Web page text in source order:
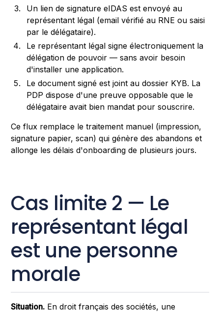
Un lien de signature eIDAS est envoyé au
représentant légal (email vérifié au RNE ou saisi
par le délégataire).
Le représentant légal signe électroniquement la
délégation de pouvoir — sans avoir besoin
d'installer une application.
Le document signé est joint au dossier KYB. La
PDP dispose d'une preuve opposable que le
délégataire avait bien mandat pour souscrire.
Ce flux remplace le traitement manuel (impression,
signature papier, scan) qui génère des abandons et
allonge les délais d'onboarding de plusieurs jours.
Cas limite 2 — Le
représentant légal
est une personne
morale
Situation. En droit français des sociétés, une